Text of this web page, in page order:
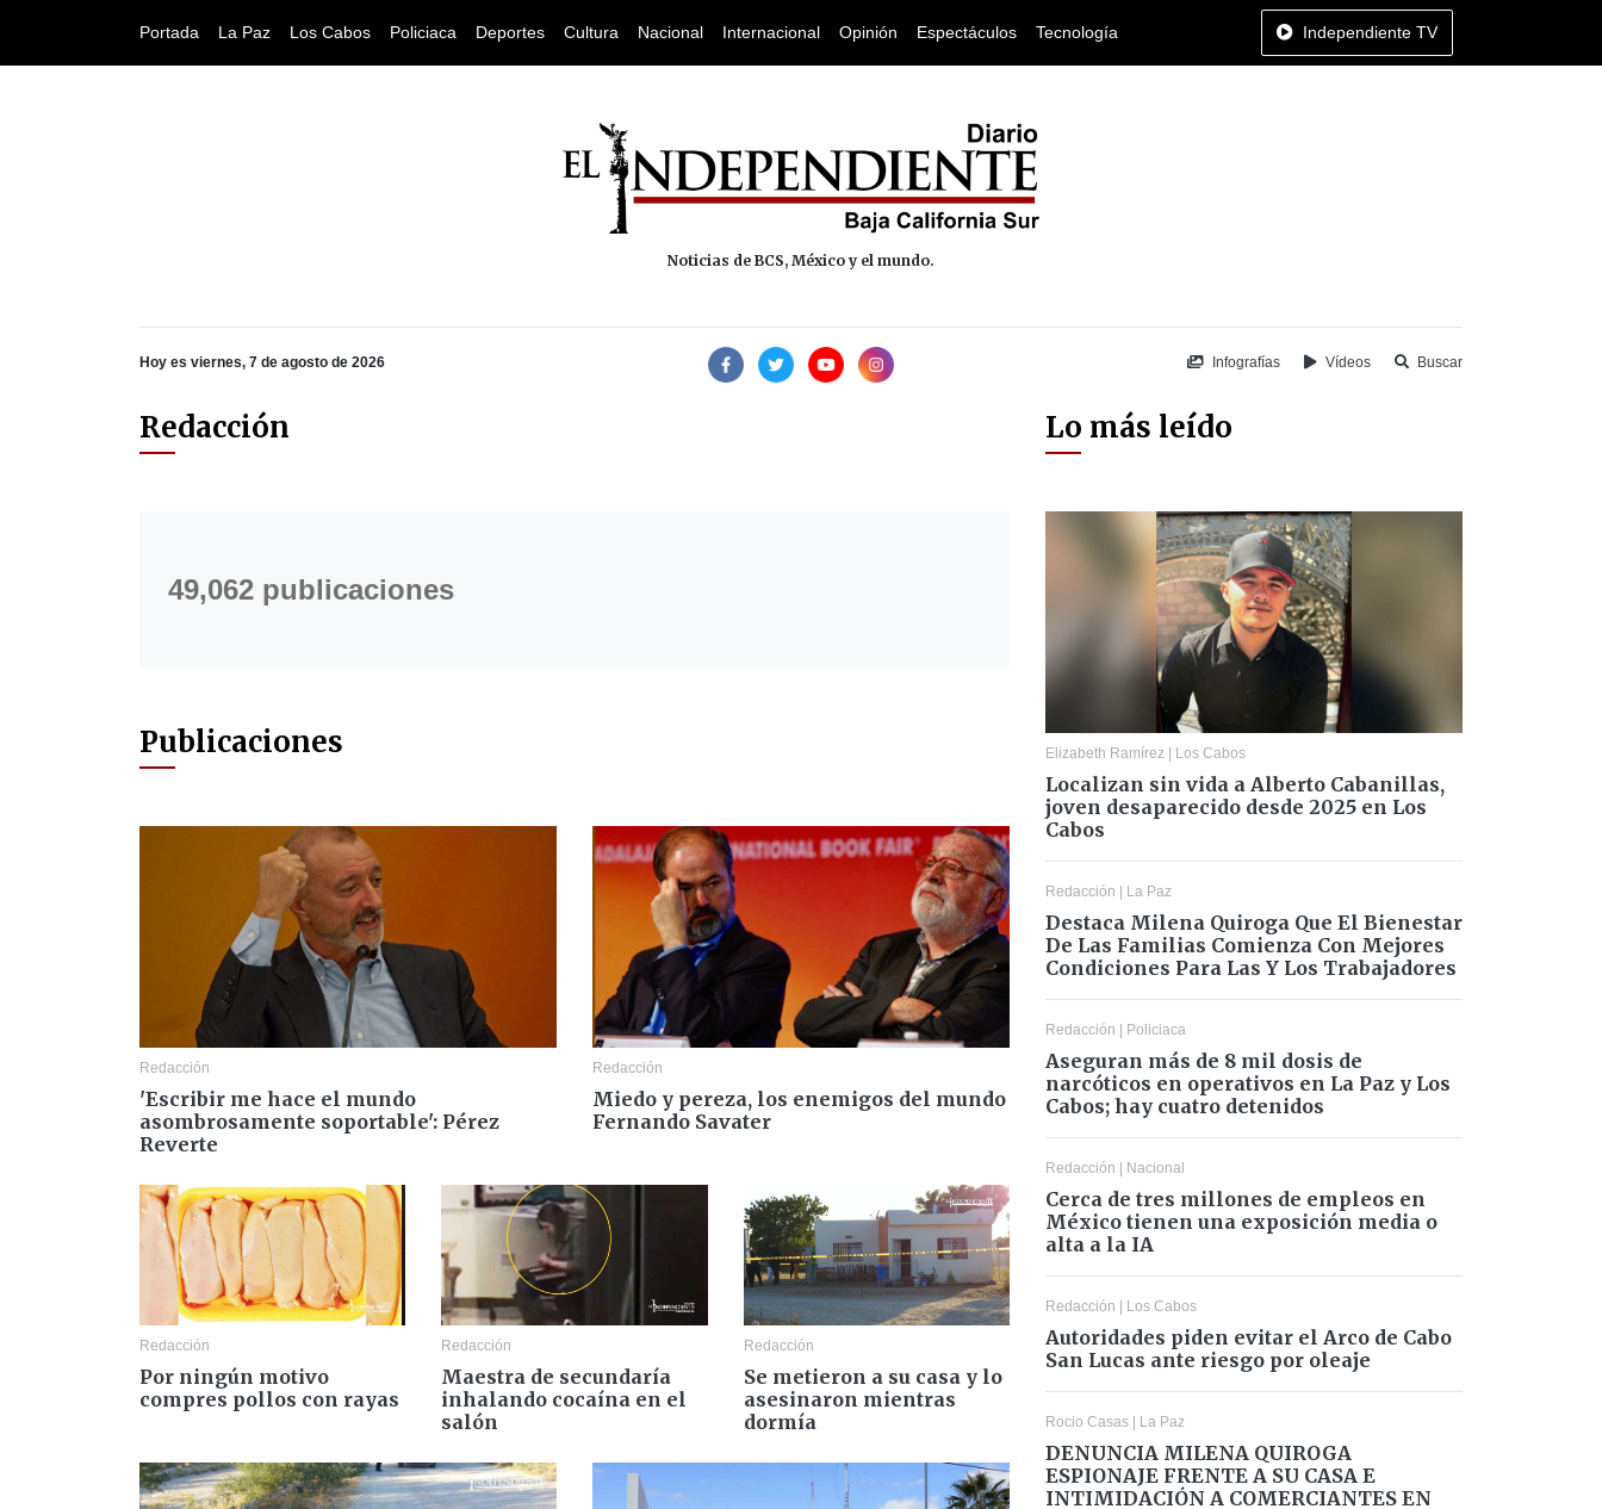
Portada La Paz Los Cabos Policiaca Deportes Cultura Nacional Internacional Opinión Espectáculos Tecnología Independiente TV
Noticias de BCS, México y el mundo.
Hoy es viernes, 7 de agosto de 2026 Infografías Vídeos Buscar
Redacción
49,062 publicaciones
Publicaciones
Redacción
'Escribir me hace el mundo
asombrosamente soportable': Pérez
Reverte
Redacción
Miedo y pereza, los enemigos del mundo
Fernando Savater
Redacción
Por ningún motivo
compres pollos con rayas
Redacción
Maestra de secundaría
inhalando cocaína en el
salón
Redacción
Se metieron a su casa y lo
asesinaron mientras
dormía
Lo más leído
Elizabeth Ramírez | Los Cabos
Localizan sin vida a Alberto Cabanillas,
joven desaparecido desde 2025 en Los
Cabos
Redacción | La Paz
Destaca Milena Quiroga Que El Bienestar
De Las Familias Comienza Con Mejores
Condiciones Para Las Y Los Trabajadores
Redacción | Policiaca
Aseguran más de 8 mil dosis de
narcóticos en operativos en La Paz y Los
Cabos; hay cuatro detenidos
Redacción | Nacional
Cerca de tres millones de empleos en
México tienen una exposición media o
alta a la IA
Redacción | Los Cabos
Autoridades piden evitar el Arco de Cabo
San Lucas ante riesgo por oleaje
Rocio Casas | La Paz
DENUNCIA MILENA QUIROGA
ESPIONAJE FRENTE A SU CASA E
INTIMIDACIÓN A COMERCIANTES EN